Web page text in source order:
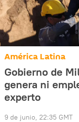
América Latina
Gobierno de
genera ni
experto
9 de junio, 22:35 GMT